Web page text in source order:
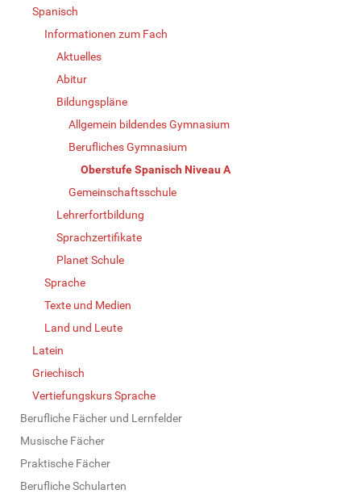
Spanisch
Informationen zum Fach
Aktuelles
Abitur
Bildungspläne
Allgemein bildendes Gymnasium
Berufliches Gymnasium
Oberstufe Spanisch Niveau A
Gemeinschaftsschule
Lehrerfortbildung
Sprachzertifikate
Planet Schule
Sprache
Texte und Medien
Land und Leute
Latein
Griechisch
Vertiefungskurs Sprache
Berufliche Fächer und Lernfelder
Musische Fächer
Praktische Fächer
Berufliche Schularten